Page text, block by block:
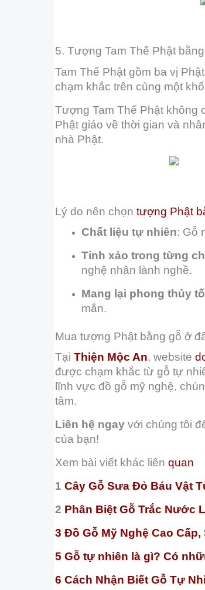
5. Tượng Tam Thế Phật
Tam Thế Phật gồm ba vị
chạm khắc trên cùng một
Tượng Tam Thế Phật không
Phật giáo về thời gian và
nhà Phật.
Lý do nên chọn tượng Phật
Chất liệu tự nhiên: Gỗ
Tinh xảo trong từng
nghệ nhân lành nghề.
Mang lại phong thủy
mắn.
Mua tượng Phật bằng gỗ ở
Tại Thiện Mộc An, website
được chạm khắc từ gỗ tự
lĩnh vực đồ gỗ mỹ nghệ,
tâm.
Liên hệ ngay với chúng tôi
của bạn!
Xem bài viết khác liên quan
1 Cây Gỗ Sưa Đỏ Báu Vật
2 Phân Biệt Gỗ Trắc Nước
3 Đồ Gỗ Mỹ Nghệ Cao
5 Gỗ tự nhiên là gì? Có
6 Cách Nhận Biết Gỗ Tự